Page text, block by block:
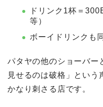
ドリンク1杯＝
等）
ボーイドリンクも
パタヤの他のショーバー
見せるのは破格」という
かなり刺さる店です。